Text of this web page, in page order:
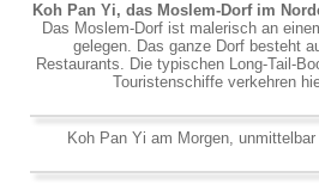
Koh Pan Yi, das Moslem-Dorf im
Das Moslem-Dorf ist malerisch an
gelegen. Das ganze Dorf besteht
Restaurants. Die typischen Long-Tail-
Touristenschiffe verkehren
Koh Pan Yi am Morgen,